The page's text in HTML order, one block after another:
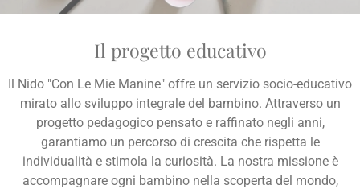
Il progetto educativo
Il Nido "Con Le Mie Manine" offre un servizio socio-educativo
mirato allo sviluppo integrale del bambino. Attraverso un
progetto pedagogico pensato e raffinato negli anni,
garantiamo un percorso di crescita che rispetta le
individualità e stimola la curiosità. La nostra missione è
accompagnare ogni bambino nella scoperta del mondo,